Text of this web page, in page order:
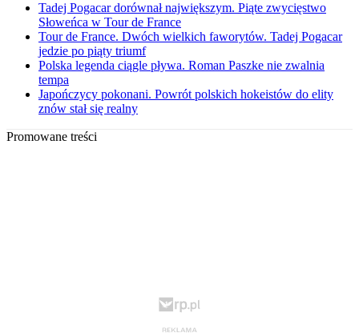
Tadej Pogacar dorównał największym. Piąte zwycięstwo
Słoweńca w Tour de France
Tour de France. Dwóch wielkich faworytów. Tadej Pogacar
jedzie po piąty triumf
Polska legenda ciągle pływa. Roman Paszke nie zwalnia
tempa
Japończycy pokonani. Powrót polskich hokeistów do elity
znów stał się realny
Promowane treści